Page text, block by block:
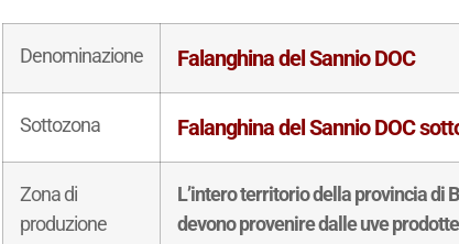
Denominazione Falanghina del Sannio DOC
Sottozona Falanghina del Sannio DOC
Zona di
produzione
L’intero territorio della provincia di
devono provenire dalle uve